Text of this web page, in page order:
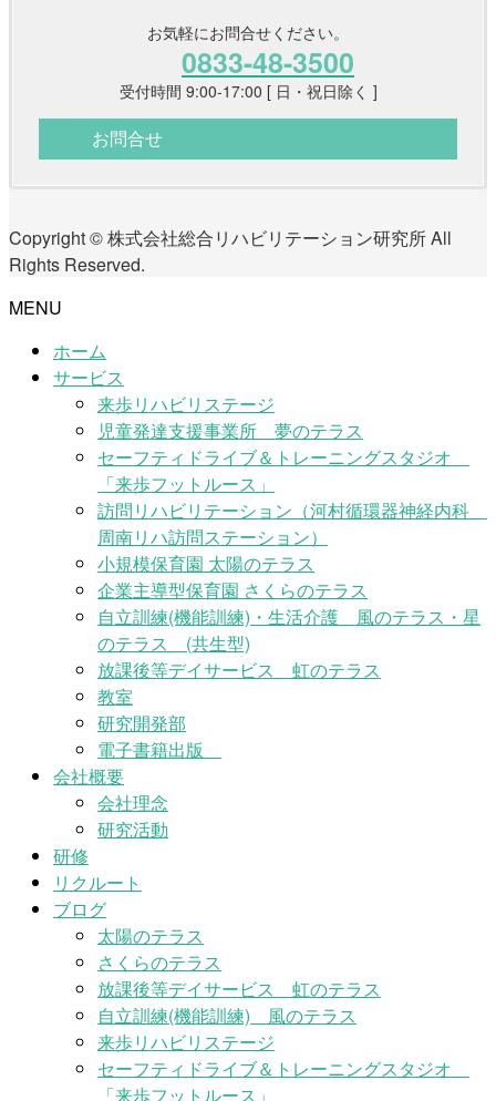
お気軽にお問合せください。
0833-48-3500
受付時間 9:00-17:00 [ 日・祝日除く ]
お問合せ
Copyright © 株式会社総合リハビリテーション研究所 All
Rights Reserved.
MENU
ホーム
サービス
来歩リハビリステージ
児童発達支援事業所 夢のテラス
セーフティドライブ＆トレーニングスタジオ
「来歩フットルース」
訪問リハビリテーション（河村循環器神経内科
周南リハ訪問ステーション）
小規模保育園 太陽のテラス
企業主導型保育園 さくらのテラス
自立訓練(機能訓練)・生活介護 風のテラス・星
のテラス (共生型)
放課後等デイサービス 虹のテラス
教室
研究開発部
電子書籍出版
会社概要
会社理念
研究活動
研修
リクルート
ブログ
太陽のテラス
さくらのテラス
放課後等デイサービス 虹のテラス
自立訓練(機能訓練) 風のテラス
来歩リハビリステージ
セーフティドライブ＆トレーニングスタジオ
「来歩フットルース」